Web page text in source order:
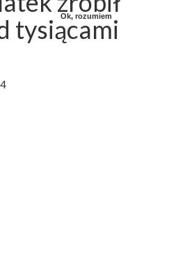
Ok, rozumiem
tysiącami